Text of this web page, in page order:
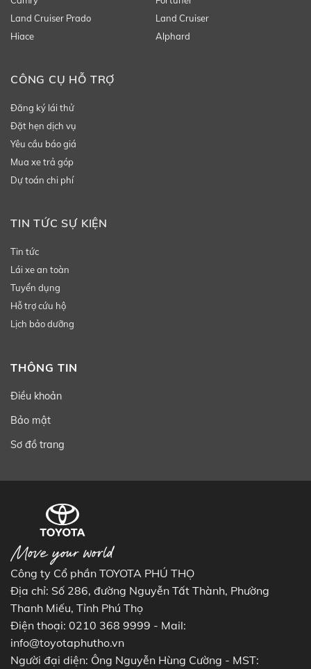
Land Cruiser Prado
Land Cruiser
Hiace
Alphard
CÔNG CỤ HỖ TRỢ
Đăng ký lái thử
Đặt hẹn dịch vụ
Yêu cầu báo giá
Mua xe trả góp
Dự toán chi phí
TIN TỨC SỰ KIỆN
Tin tức
Lái xe an toàn
Tuyển dụng
Hỗ trợ cứu hộ
Lịch bảo dưỡng
THÔNG TIN
Điều khoản
Bảo mật
Sơ đồ trang
Công ty Cổ phần TOYOTA PHÚ THỌ
Địa chỉ: Số 286, đường Nguyễn Tất Thành, Phường
Thanh Miếu, Tỉnh Phú Thọ
Điện thoại: 0210 368 9999 - Mail:
info@toyotaphutho.vn
Người đại diện: Ông Nguyễn Hùng Cường - MST: